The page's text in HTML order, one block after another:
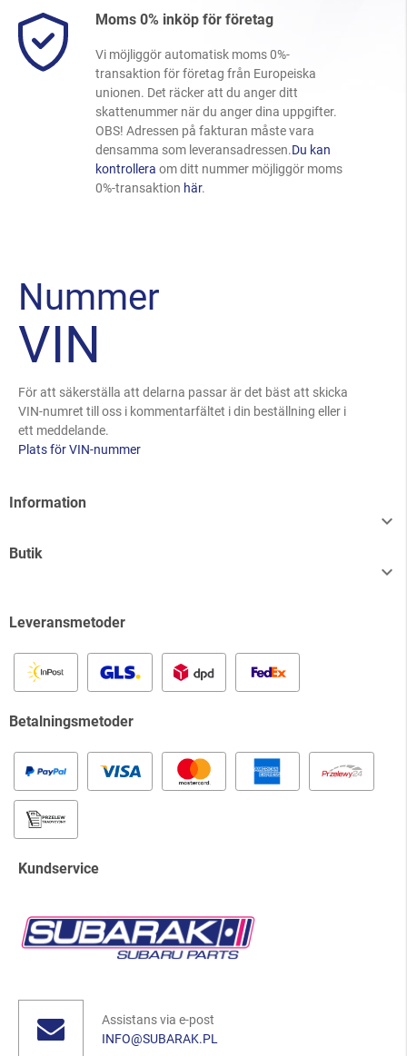
Moms 0% inköp för företag
Vi möjliggör automatisk moms 0%-
transaktion för företag från Europeiska
unionen. Det räcker att du anger ditt
skattenummer när du anger dina uppgifter.
OBS! Adressen på fakturan måste vara
densamma som leveransadressen.Du kan
kontrollera om ditt nummer möjliggör moms
0%-transaktion här.
Nummer
VIN
För att säkerställa att delarna passar är det bäst att skicka
VIN-numret till oss i kommentarfältet i din beställning eller i
ett meddelande.
Plats för VIN-nummer
Information

Butik

Leveransmetoder
Betalningsmetoder
Kundservice
Assistans via e-post
INFO@SUBARAK.PL